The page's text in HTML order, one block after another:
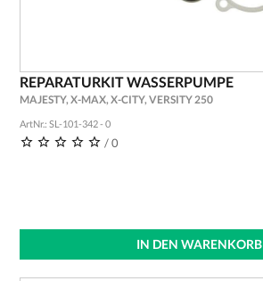
REPARATURKIT WASSERPUMPE
MAJESTY, X-MAX, X-CITY, VERSITY 250
ArtNr.: SL-101-342 - 0
/ 0
IN DEN WARENKORB